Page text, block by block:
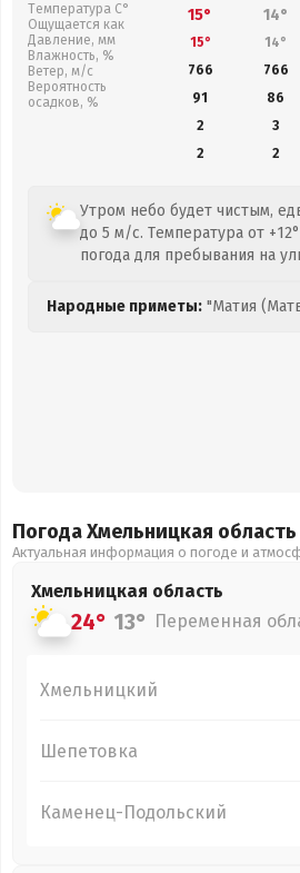
Температура С°
Ощущается как
Давление, мм
Влажность, %
Ветер, м/с
Вероятность
осадков, %
15° 14°
15° 14°
766
766
91
86
2
3
2
2
Утром небо будет чистым,
до 5 м/с. Температура от
погода для пребывания на
Народные приметы: "Матия
Погода Хмельницкая область
Актуальная информация о погоде и
Хмельницкая область
24° 13° Переменная
Хмельницкий
Шепетовка
Каменец-Подольский